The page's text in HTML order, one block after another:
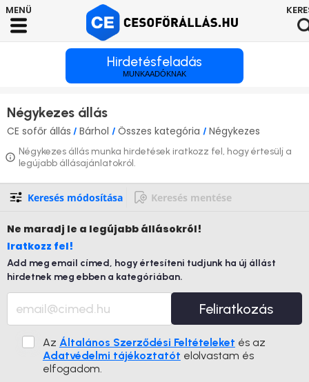
Hirdetésfeladás
MUNKAADÓKNAK
Négykezes állás
CE sofőr állás / Bárhol / Összes kategória / Négykezes
Négykezes állás munka hirdetések iratkozz fel, hogy értesülj a
legújabb állásajánlatokról.
Keresés módosítása Keresés mentése
Ne maradj le a legújabb állásokról!
Iratkozz fel!
Add meg email címed, hogy értesíteni tudjunk ha új állást
hirdetnek meg ebben a kategóriában.
Feliratkozás
Az Általános Szerződési Feltételeket és az
Adatvédelmi tájékoztatót elolvastam és
elfogadom.